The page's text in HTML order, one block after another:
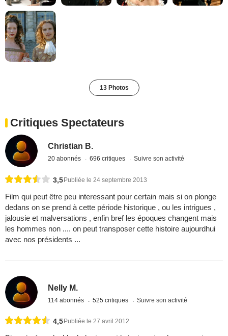
13 Photos
Critiques Spectateurs
Christian B.
20 abonnés 696 critiques Suivre son activité
3,5 Publiée le 24 septembre 2013
Film qui peut être peu interessant pour certain mais si on plonge
dedans on se prend à cette période historique , ou les intrigues ,
jalousie et malversations , enfin bref les époques changent mais
les hommes non .... on peut transposer cette histoire aujourdhui
avec nos présidents ...
Nelly M.
114 abonnés 525 critiques Suivre son activité
4,5 Publiée le 27 avril 2012